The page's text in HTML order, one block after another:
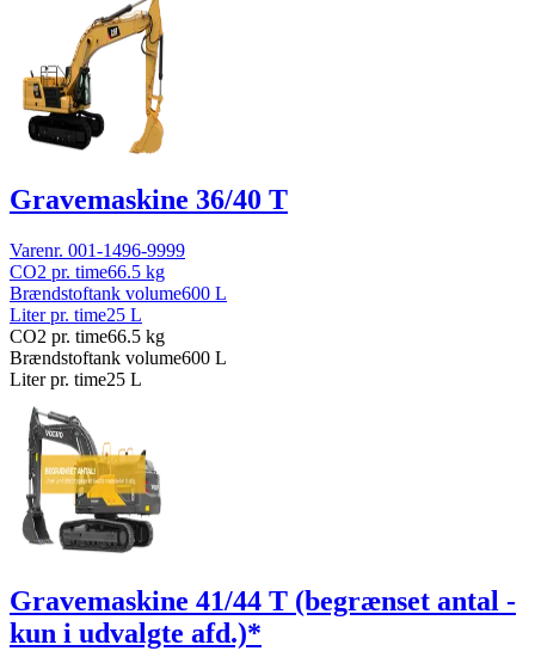
Gravemaskine 36/40 T
Varenr. 001-1496-9999
CO2 pr. time66.5 kg
Brændstoftank volume600 L
Liter pr. time25 L
CO2 pr. time66.5 kg
Brændstoftank volume600 L
Liter pr. time25 L
Gravemaskine 41/44 T (begrænset antal -
kun i udvalgte afd.)*